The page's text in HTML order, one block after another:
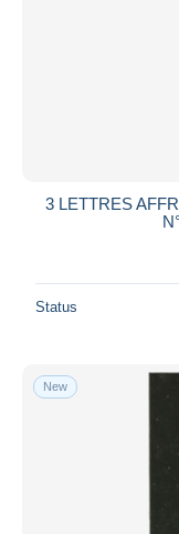
3 LETTRES
Status
New